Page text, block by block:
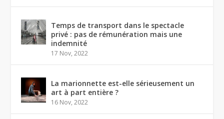
Temps de transport dans le spectacle
privé : pas de rémunération mais une
indemnité
17 Nov, 2022
La marionnette est-elle sérieusement un
art à part entière ?
16 Nov, 2022